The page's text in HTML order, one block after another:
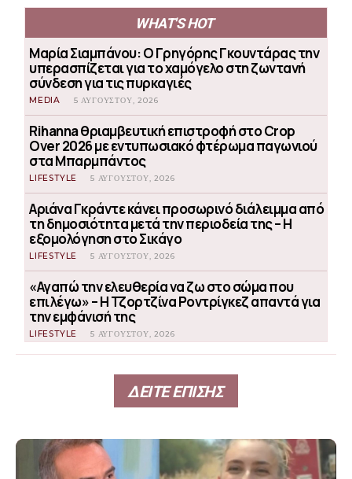
WHAT'S HOT
Μαρία Σιαμπάνου: Ο Γρηγόρης Γκουντάρας την
υπερασπίζεται για το χαμόγελο στη ζωντανή
σύνδεση για τις πυρκαγιές
MEDIA 5 ΑΥΓΟΎΣΤΟΥ, 2026
Rihanna θριαμβευτική επιστροφή στο Crop
Over 2026 με εντυπωσιακό φτέρωμα παγωνιού
στα Μπαρμπάντος
LIFESTYLE 5 ΑΥΓΟΎΣΤΟΥ, 2026
Αριάνα Γκράντε κάνει προσωρινό διάλειμμα από
τη δημοσιότητα μετά την περιοδεία της – Η
εξομολόγηση στο Σικάγο
LIFESTYLE 5 ΑΥΓΟΎΣΤΟΥ, 2026
«Αγαπώ την ελευθερία να ζω στο σώμα που
επιλέγω» – Η Τζορτζίνα Ροντρίγκεζ απαντά για
την εμφάνισή της
LIFESTYLE 5 ΑΥΓΟΎΣΤΟΥ, 2026
ΔΕΙΤΕ ΕΠΙΣΗΣ